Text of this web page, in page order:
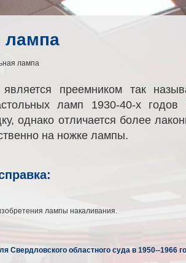
лампа
лампа
преемником так
ламп 1930-40-х годов
однако отличается более
на ножке лампы.
лампы накаливания.
Свердловского областного суда в 1950--1966